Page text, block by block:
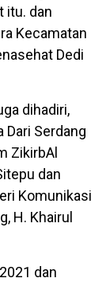
itu. dan
Kecamatan
Dedi
dihadiri,
Dari Serdang
ZikirbAl
dan
Komunikasi
H. Khairul
dan